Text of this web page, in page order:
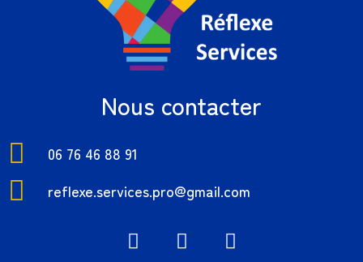
Nous contacter
06 76 46 88 91
reflexe.services.pro@gmail.com